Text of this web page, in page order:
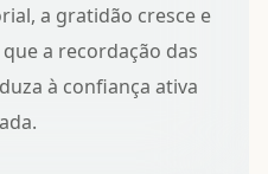
a gratidão cresce e
a recordação das
à confiança ativa